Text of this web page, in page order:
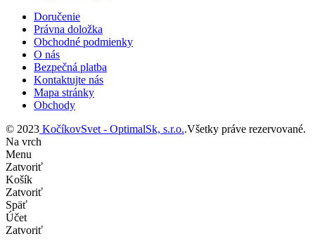
Doručenie
Právna doložka
Obchodné podmienky
O nás
Bezpečná platba
Kontaktujte nás
Mapa stránky
Obchody
© 2023 KočíkovSvet - OptimalSk, s.r.o..Všetky práve rezervované.
Na vrch
Menu
Zatvoriť
Košík
Zatvoriť
Späť
Účet
Zatvoriť